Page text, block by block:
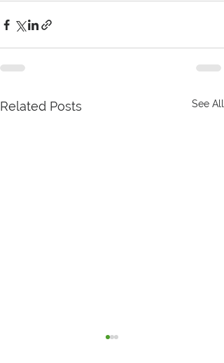
Related Posts See All